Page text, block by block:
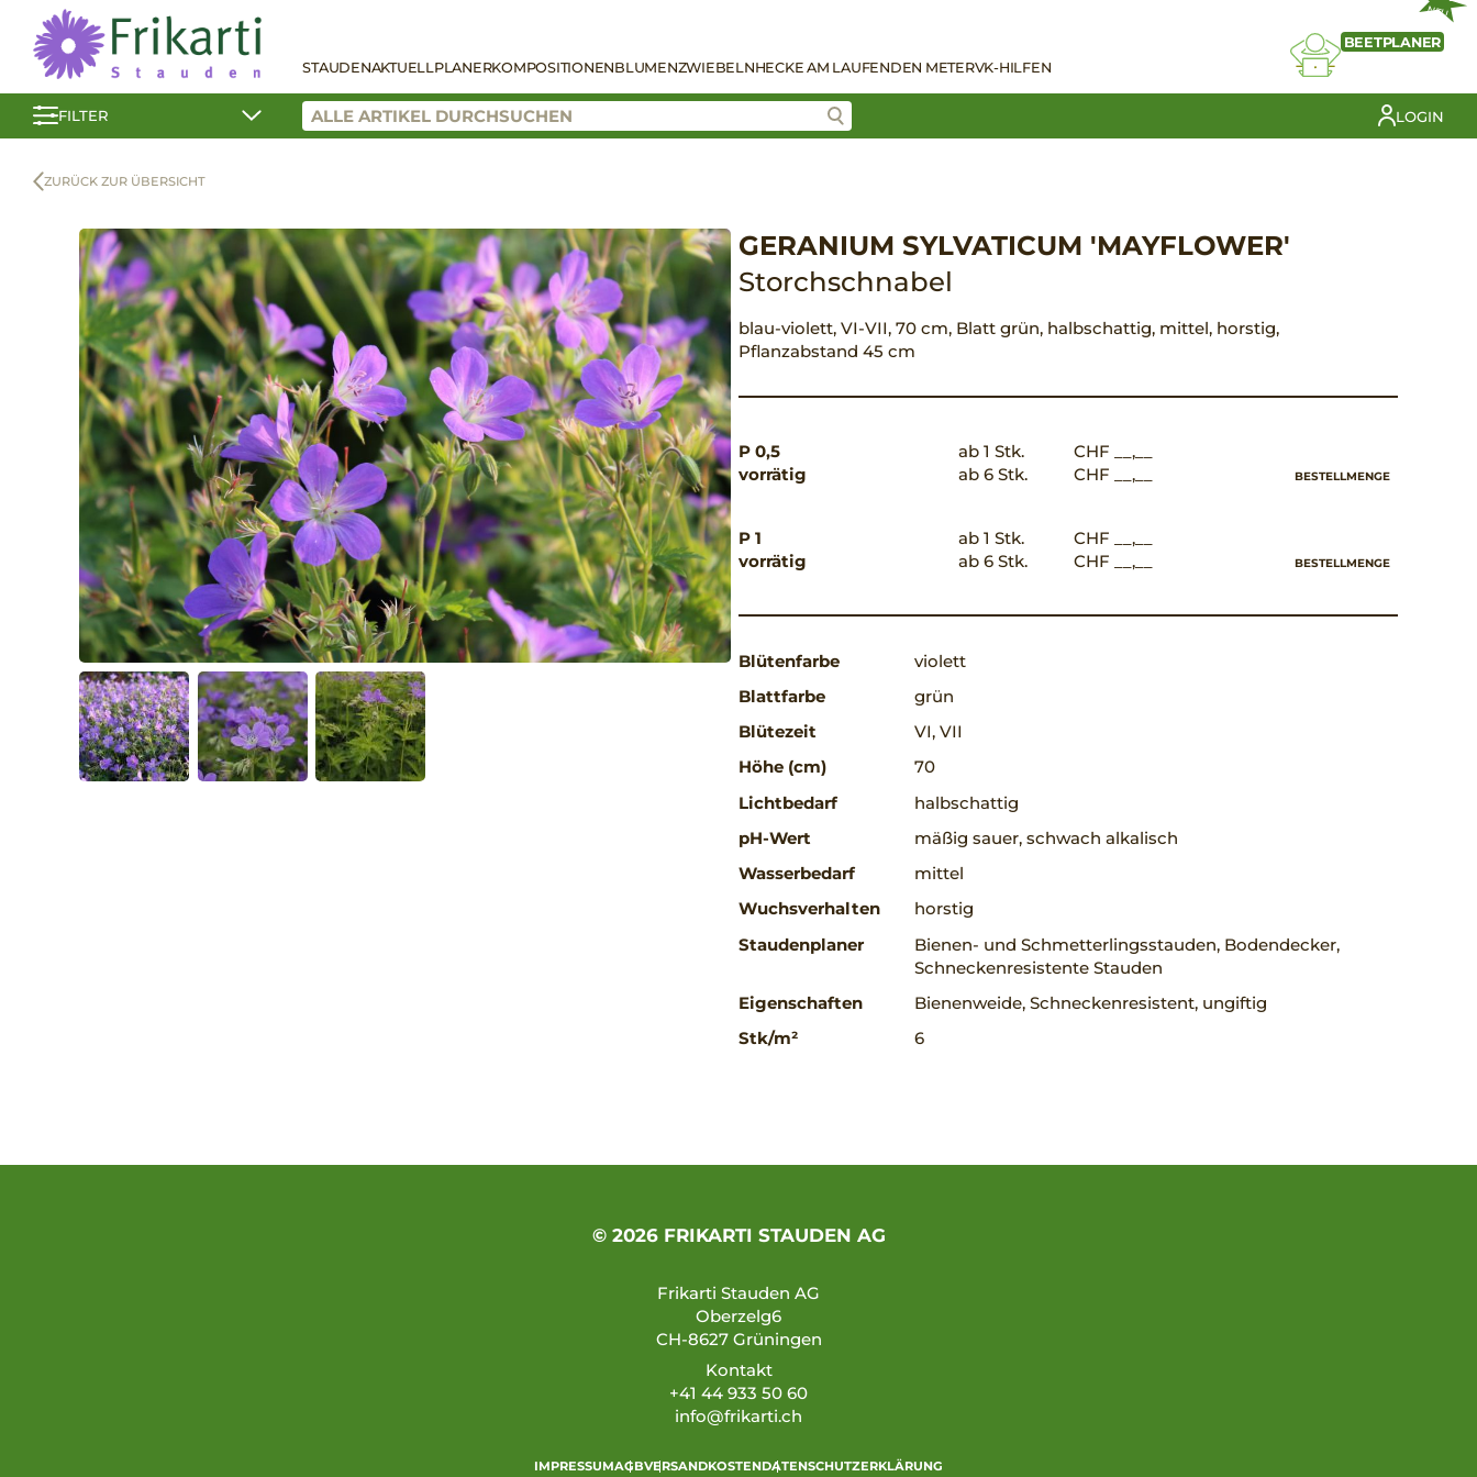
STAUDENAKTUELLPLANERKOMPOSITIONENBLUMENZWIEBELNHECKE AM LAUFENDEN METERVK-HILFEN
NEU
BEETPLANER
FILTER LOGIN
ZURÜCK ZUR ÜBERSICHT
GERANIUM SYLVATICUM 'MAYFLOWER'
Storchschnabel
blau-violett, VI-VII, 70 cm, Blatt grün, halbschattig, mittel, horstig,
Pflanzabstand 45 cm
P 0,5
vorrätig
ab 1 Stk.
CHF __,__
ab 6 Stk.
CHF __,__ BESTELLMENGE
P 1
vorrätig
ab 1 Stk.
CHF __,__
ab 6 Stk.
CHF __,__ BESTELLMENGE
Blütenfarbe
violett
Blattfarbe
grün
Blütezeit
VI, VII
Höhe (cm)
70
Lichtbedarf
halbschattig
pH-Wert
mäßig sauer, schwach alkalisch
Wasserbedarf
mittel
Wuchsverhalten
horstig
Staudenplaner
Bienen- und Schmetterlingsstauden, Bodendecker,
Schneckenresistente Stauden
Eigenschaften
Bienenweide, Schneckenresistent, ungiftig
Stk/m²
6
© 2026 FRIKARTI STAUDEN AG
Frikarti Stauden AG
Oberzelg6
CH-8627 Grüningen
Kontakt
+41 44 933 50 60
info@frikarti.ch
IMPRESSUMAGBVERSANDKOSTENDATENSCHUTZERKLÄRUNG